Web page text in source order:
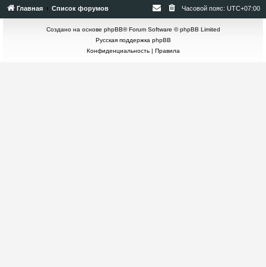
Главная Список форумов Часовой пояс: UTC+07:00
Создано на основе phpBB® Forum Software © phpBB Limited
Русская поддержка phpBB
Конфиденциальность| Правила